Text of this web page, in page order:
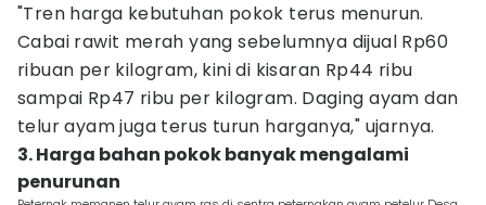
"Tren harga kebutuhan pokok terus menurun.
Cabai rawit merah yang sebelumnya dijual Rp60
ribuan per kilogram, kini di kisaran Rp44 ribu
sampai Rp47 ribu per kilogram. Daging ayam dan
telur ayam juga terus turun harganya," ujarnya.
3. Harga bahan pokok banyak mengalami
penurunan